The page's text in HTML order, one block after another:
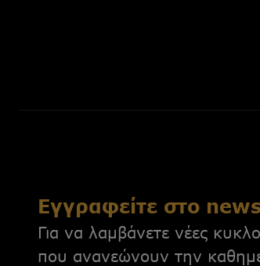
Εγγραφείτε στο
Για να λαμβάνετε νέες
που ανανεώνουν την